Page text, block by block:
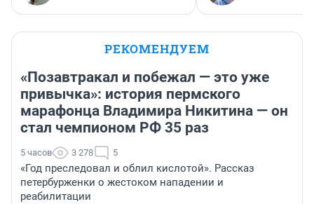
РЕКОМЕНДУЕМ
«Позавтракал и побежал — это уже
привычка»: история пермского
марафонца Владимира Никитина — он
стал чемпионом РФ 35 раз
5 часов 3 278 5
«Год преследовал и облил кислотой». Рассказ
петербурженки о жестоком нападении и
реабилитации